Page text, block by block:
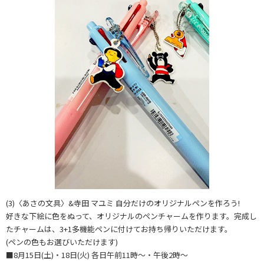
(3)〈あさの文具〉&寺田 マユミ 自分だけのオリジナルペンを作ろう!
好きな下絵に色をぬって、オリジナルのペンチャームを作ります。完成し
たチャームは、3+1多機能ペンに付けてお持ち帰りいただけます。
(ペンの色もお選びいただけます)
■8月15日(土)・18日(火) 各日午前11時～・午後2時～